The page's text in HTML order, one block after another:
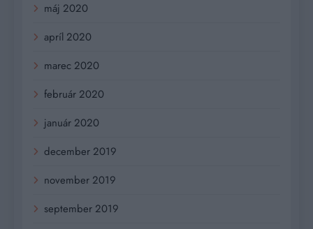
máj 2020
apríl 2020
marec 2020
február 2020
január 2020
december 2019
november 2019
september 2019